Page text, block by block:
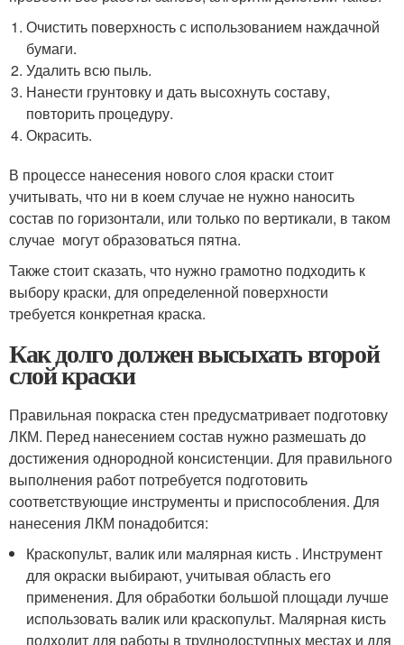
Очистить поверхность с использованием наждачной
бумаги.
Удалить всю пыль.
Нанести грунтовку и дать высохнуть составу,
повторить процедуру.
Окрасить.
В процессе нанесения нового слоя краски стоит
учитывать, что ни в коем случае не нужно наносить
состав по горизонтали, или только по вертикали, в таком
случае могут образоваться пятна.
Также стоит сказать, что нужно грамотно подходить к
выбору краски, для определенной поверхности
требуется конкретная краска.
Как долго должен высыхать второй
слой краски
Правильная покраска стен предусматривает подготовку
ЛКМ. Перед нанесением состав нужно размешать до
достижения однородной консистенции. Для правильного
выполнения работ потребуется подготовить
соответствующие инструменты и приспособления. Для
нанесения ЛКМ понадобится:
Краскопульт, валик или малярная кисть . Инструмент
для окраски выбирают, учитывая область его
применения. Для обработки большой площади лучше
использовать валик или краскопульт. Малярная кисть
подходит для работы в труднодоступных местах и для